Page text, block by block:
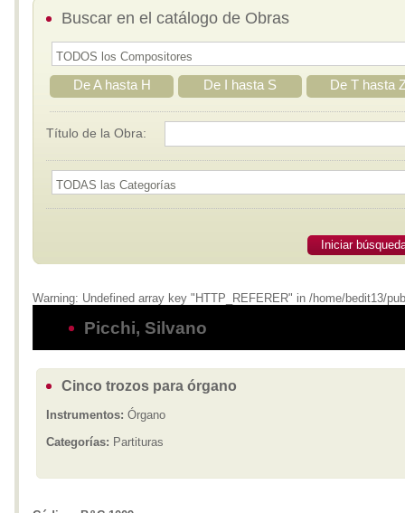
Buscar en el catálogo de Obras
De A hasta H De I hasta S De T hasta
Título de la Obra:
Iniciar
Warning: Undefined array key "HTTP_REFERER" in /home/bedit13/
Picchi, Silvano
Cinco trozos para órgano
Instrumentos: Órgano
Categorías: Partituras